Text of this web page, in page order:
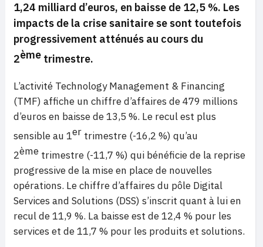
1,24 milliard d’euros, en baisse de 12,5 %. Les
impacts de la crise sanitaire se sont toutefois
progressivement atténués au cours du
2ème trimestre.
L’activité Technology Management & Financing
(TMF) affiche un chiffre d’affaires de 479 millions
d’euros en baisse de 13,5 %. Le recul est plus
sensible au 1er trimestre (-16,2 %) qu’au
2ème trimestre (-11,7 %) qui bénéficie de la reprise
progressive de la mise en place de nouvelles
opérations. Le chiffre d’affaires du pôle Digital
Services and Solutions (DSS) s’inscrit quant à lui en
recul de 11,9 %. La baisse est de 12,4 % pour les
services et de 11,7 % pour les produits et solutions.